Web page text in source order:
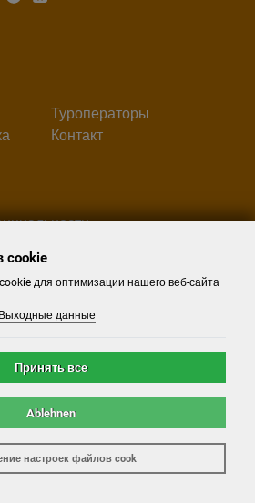
Туроператоры
Контакт
- Alle Rechte reserviert. -
by ATeO-Travel
cookie
для оптимизации нашего веб-сайта
Выходные данные
Принять все
Ablehnen
настроек файлов cook